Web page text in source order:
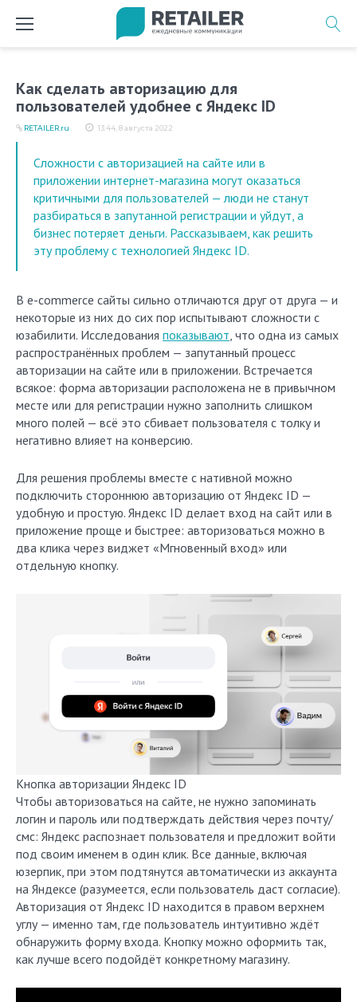
Как сделать авторизацию для
пользователей удобнее с Яндекс ID
13:44, 8 августа 2022
RETAILER.ru
Сложности с авторизацией на сайте или в
приложении интернет-магазина могут оказаться
критичными для пользователей — люди не станут
разбираться в запутанной регистрации и уйдут, а
бизнес потеряет деньги. Рассказываем, как решить
эту проблему с технологией Яндекс ID.
В e-commerce сайты сильно отличаются друг от друга — и
некоторые из них до сих пор испытывают сложности с
юзабилити. Исследования показывают, что одна из самых
распространённых проблем — запутанный процесс
авторизации на сайте или в приложении. Встречается
всякое: форма авторизации расположена не в привычном
месте или для регистрации нужно заполнить слишком
много полей — всё это сбивает пользователя с толку и
негативно влияет на конверсию.
Для решения проблемы вместе с нативной можно
подключить стороннюю авторизацию от Яндекс ID —
удобную и простую. Яндекс ID делает вход на сайт или в
приложение проще и быстрее: авторизоваться можно в
два клика через виджет «Мгновенный вход» или
отдельную кнопку.
Кнопка авторизации Яндекс ID
Чтобы авторизоваться на сайте, не нужно запоминать
логин и пароль или подтверждать действия через почту/
смс: Яндекс распознает пользователя и предложит войти
под своим именем в один клик. Все данные, включая
юзерпик, при этом подтянутся автоматически из аккаунта
на Яндексе (разумеется, если пользователь даст согласие).
Авторизация от Яндекс ID находится в правом верхнем
углу — именно там, где пользователь интуитивно ждёт
обнаружить форму входа. Кнопку можно оформить так,
как лучше всего подойдёт конкретному магазину.